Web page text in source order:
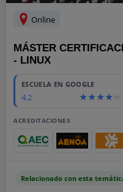
Online
MÁSTER
- LINUX
ESCUELA EN GOOGLE
4.2
ACREDITACIONES
Relacionado con esta